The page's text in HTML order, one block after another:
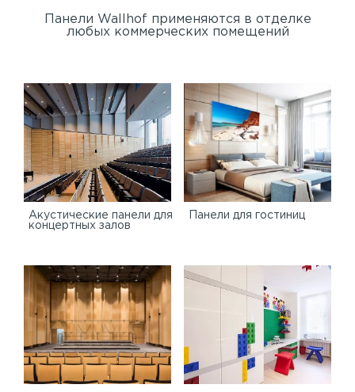
Панели Wallhof применяются в отделке
любых коммерческих помещений
Акустические панели для
концертных залов
Панели для гостиниц